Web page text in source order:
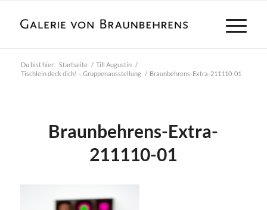
Du bist hier: Startseite / Till Augustin /
Tischlein deck dich! – Gruppenausstellung / Braunbehrens-Extra-211110-01
Braunbehrens-Extra-
211110-01